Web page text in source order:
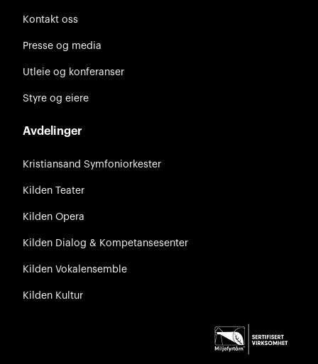
Kontakt oss
Presse og media
Utleie og konferanser
Styre og eiere
Avdelinger
Kristiansand Symfoniorkester
Kilden Teater
Kilden Opera
Kilden Dialog & Kompetansesenter
Kilden Vokalensemble
Kilden Kultur